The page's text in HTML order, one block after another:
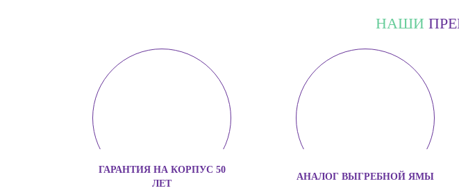
НАШИ
ГАРАНТИЯ НА КОРПУС 50
ЛЕТ
АНАЛОГ ВЫГРЕБНОЙ ЯМЫ